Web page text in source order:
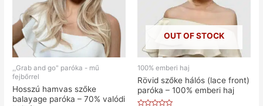
,,Grab and go" paróka - mű
fejbőrrel
Hosszú hamvas szőke
balayage paróka – 70% valódi
OUT OF STOCK
100% emberi haj
Rövid szőke hálós (lace front)
paróka – 100% emberi haj